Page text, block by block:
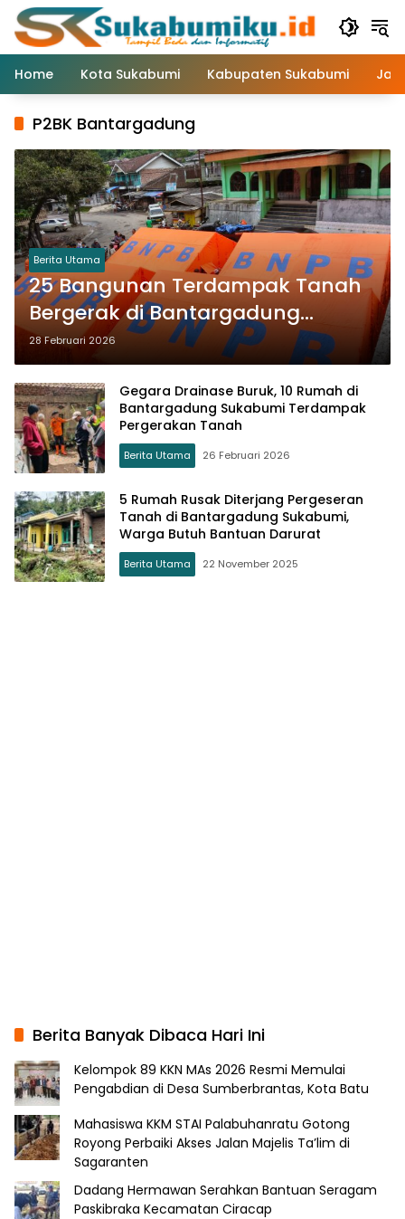
Langsung
konten
Home
Kota Sukabumi Kabupaten Sukabumi
P2BK Bantargadung
Berita Utama
25 Bangunan Terdampak Tanah
Bergerak di Bantargadung
Sukabumi, Tenda Pengungsi
Dipasang
28 Februari 2026
Gegara Drainase Buruk, 10 Rumah di
Bantargadung Sukabumi Terdampak
Pergerakan Tanah
Berita Utama 26 Februari 2026
5 Rumah Rusak Diterjang Pergeseran
Tanah di Bantargadung Sukabumi,
Warga Butuh Bantuan Darurat
Berita Utama 22 November 2025
Berita Banyak Dibaca Hari Ini
Kelompok 89 KKN MAs 2026 Resmi Memulai
Pengabdian di Desa Sumberbrantas, Kota Batu
Mahasiswa KKM STAI Palabuhanratu Gotong
Royong Perbaiki Akses Jalan Majelis Ta’lim di
Sagaranten
Dadang Hermawan Serahkan Bantuan Seragam
Paskibraka Kecamatan Ciracap